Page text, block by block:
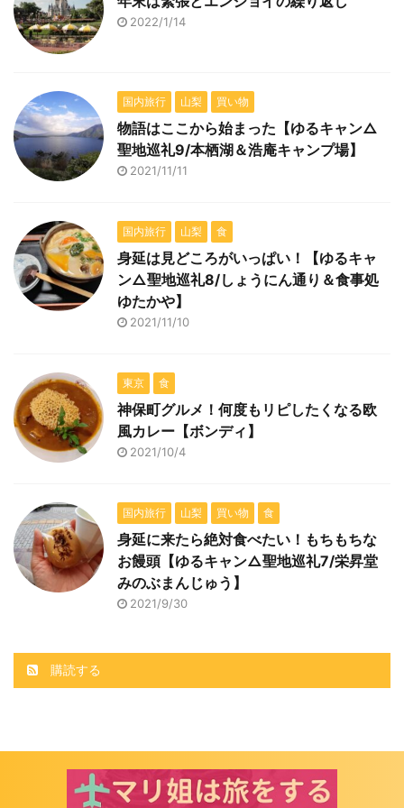
2022/1/14
国内旅行 山梨 買い物
物語はここから始まった【ゆるキャン△
聖地巡礼9/本栖湖＆浩庵キャンプ場】
2021/11/11
国内旅行 山梨 食
身延は見どころがいっぱい！【ゆるキャ
ン△聖地巡礼8/しょうにん通り＆食事処
ゆたかや】
2021/11/10
東京 食
神保町グルメ！何度もリピしたくなる欧
風カレー【ボンディ】
2021/10/4
国内旅行 山梨 買い物 食
身延に来たら絶対食べたい！もちもちな
お饅頭【ゆるキャン△聖地巡礼7/栄昇堂
みのぶまんじゅう】
2021/9/30
購読する